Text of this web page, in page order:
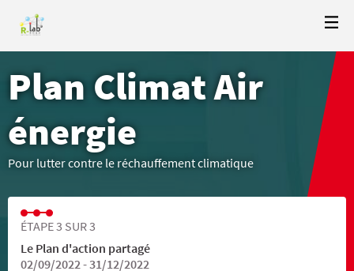
Plan Climat Air
énergie
Pour lutter contre le réchauffement climatique
ÉTAPE 3 SUR 3
Le Plan d'action partagé
02/09/2022 - 31/12/2022